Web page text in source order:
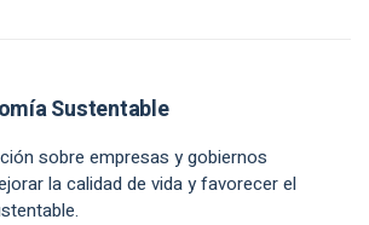
Sustentable
sobre empresas y gobiernos
la calidad de vida y favorecer el